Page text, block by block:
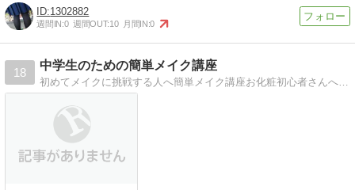
1302882
週間IN:0 週間OUT:10 月間IN:0
18
中学生のための簡単メイク講座
初めてメイクに挑戦する人へ簡単メイク講座お化粧初心者さんへメイクの仕方を一通り説明しています